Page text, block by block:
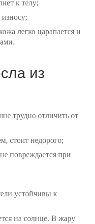
к телу;
легко царапается и
из
трудно отличить от
стоит недорого;
повреждается при
устойчивы к
на солнце. В жару